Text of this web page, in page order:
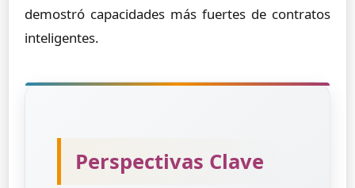
demostró capacidades más fuertes de contratos
inteligentes.
Perspectivas Clave